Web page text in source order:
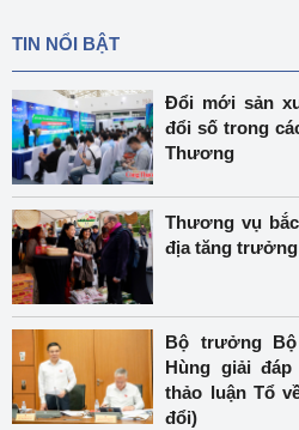
TIN NỔI BẬT
Đổi mới sản
đổi số trong
Thương
Thương vụ
địa tăng
Bộ trưởng
Hùng giải
thảo luận Tổ
đổi)